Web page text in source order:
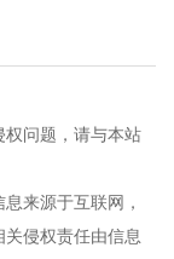
权问题，请与本站
来源于互联网，
侵权责任由信息